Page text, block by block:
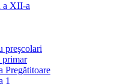
a XII-a
preşcolari
primar
Pregătitoare
1